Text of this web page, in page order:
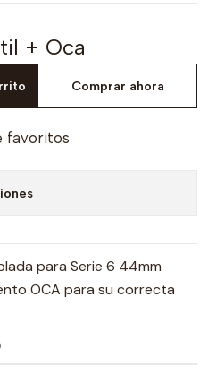
+ Oca
Comprar ahora
favoritos
para Serie 6 44mm
OCA para su correcta